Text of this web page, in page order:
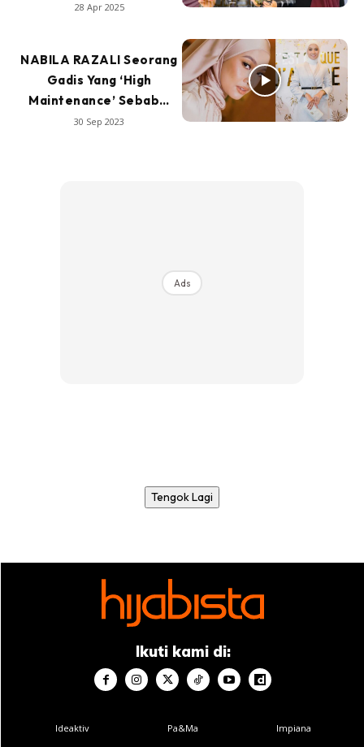
28 Apr 2025
NABILA RAZALI Seorang
Gadis Yang ‘High
Maintenance’ Sebab…
30 Sep 2023
Ads
Tengok Lagi
Ikuti kami di:
Ideaktiv Pa&Ma Impiana